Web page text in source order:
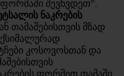
შევხვდეთ”.
ნაკრების
თამაშებისთვის მზად
კოსოვოსთან და
ფორმით თამაში